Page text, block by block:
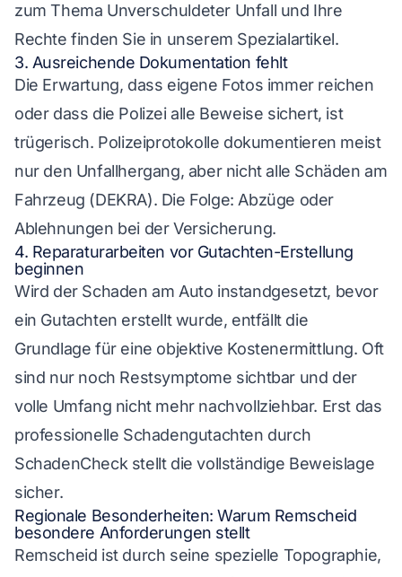
zum Thema Unverschuldeter Unfall und Ihre
Rechte finden Sie in unserem Spezialartikel.
3. Ausreichende Dokumentation fehlt
Die Erwartung, dass eigene Fotos immer reichen
oder dass die Polizei alle Beweise sichert, ist
trügerisch. Polizeiprotokolle dokumentieren meist
nur den Unfallhergang, aber nicht alle Schäden am
Fahrzeug (DEKRA). Die Folge: Abzüge oder
Ablehnungen bei der Versicherung.
4. Reparaturarbeiten vor Gutachten-Erstellung
beginnen
Wird der Schaden am Auto instandgesetzt, bevor
ein Gutachten erstellt wurde, entfällt die
Grundlage für eine objektive Kostenermittlung. Oft
sind nur noch Restsymptome sichtbar und der
volle Umfang nicht mehr nachvollziehbar. Erst das
professionelle Schadengutachten durch
SchadenCheck stellt die vollständige Beweislage
sicher.
Regionale Besonderheiten: Warum Remscheid
besondere Anforderungen stellt
Remscheid ist durch seine spezielle Topographie,